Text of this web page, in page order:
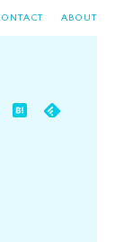
ABOUT